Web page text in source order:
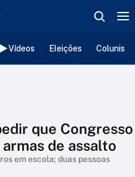
Vídeos Eleições
que Congresso
de assalto
em escola; duas pessoas